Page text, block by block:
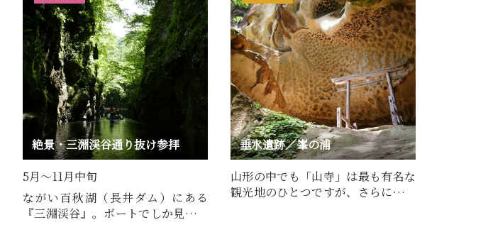
絶景・三淵渓谷通り抜け参拝
5月～11月中旬
ながい百秋湖（長井ダム）にある
『三淵渓谷』。ボートでしか見るこ
垂水遺跡／峯の浦
山形の中でも「山寺」は最も有名な
観光地のひとつですが、さらに奥地